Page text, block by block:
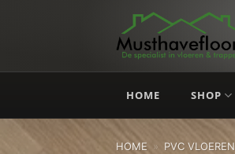
HOME SHOP
HOME » PVC VLOEREN